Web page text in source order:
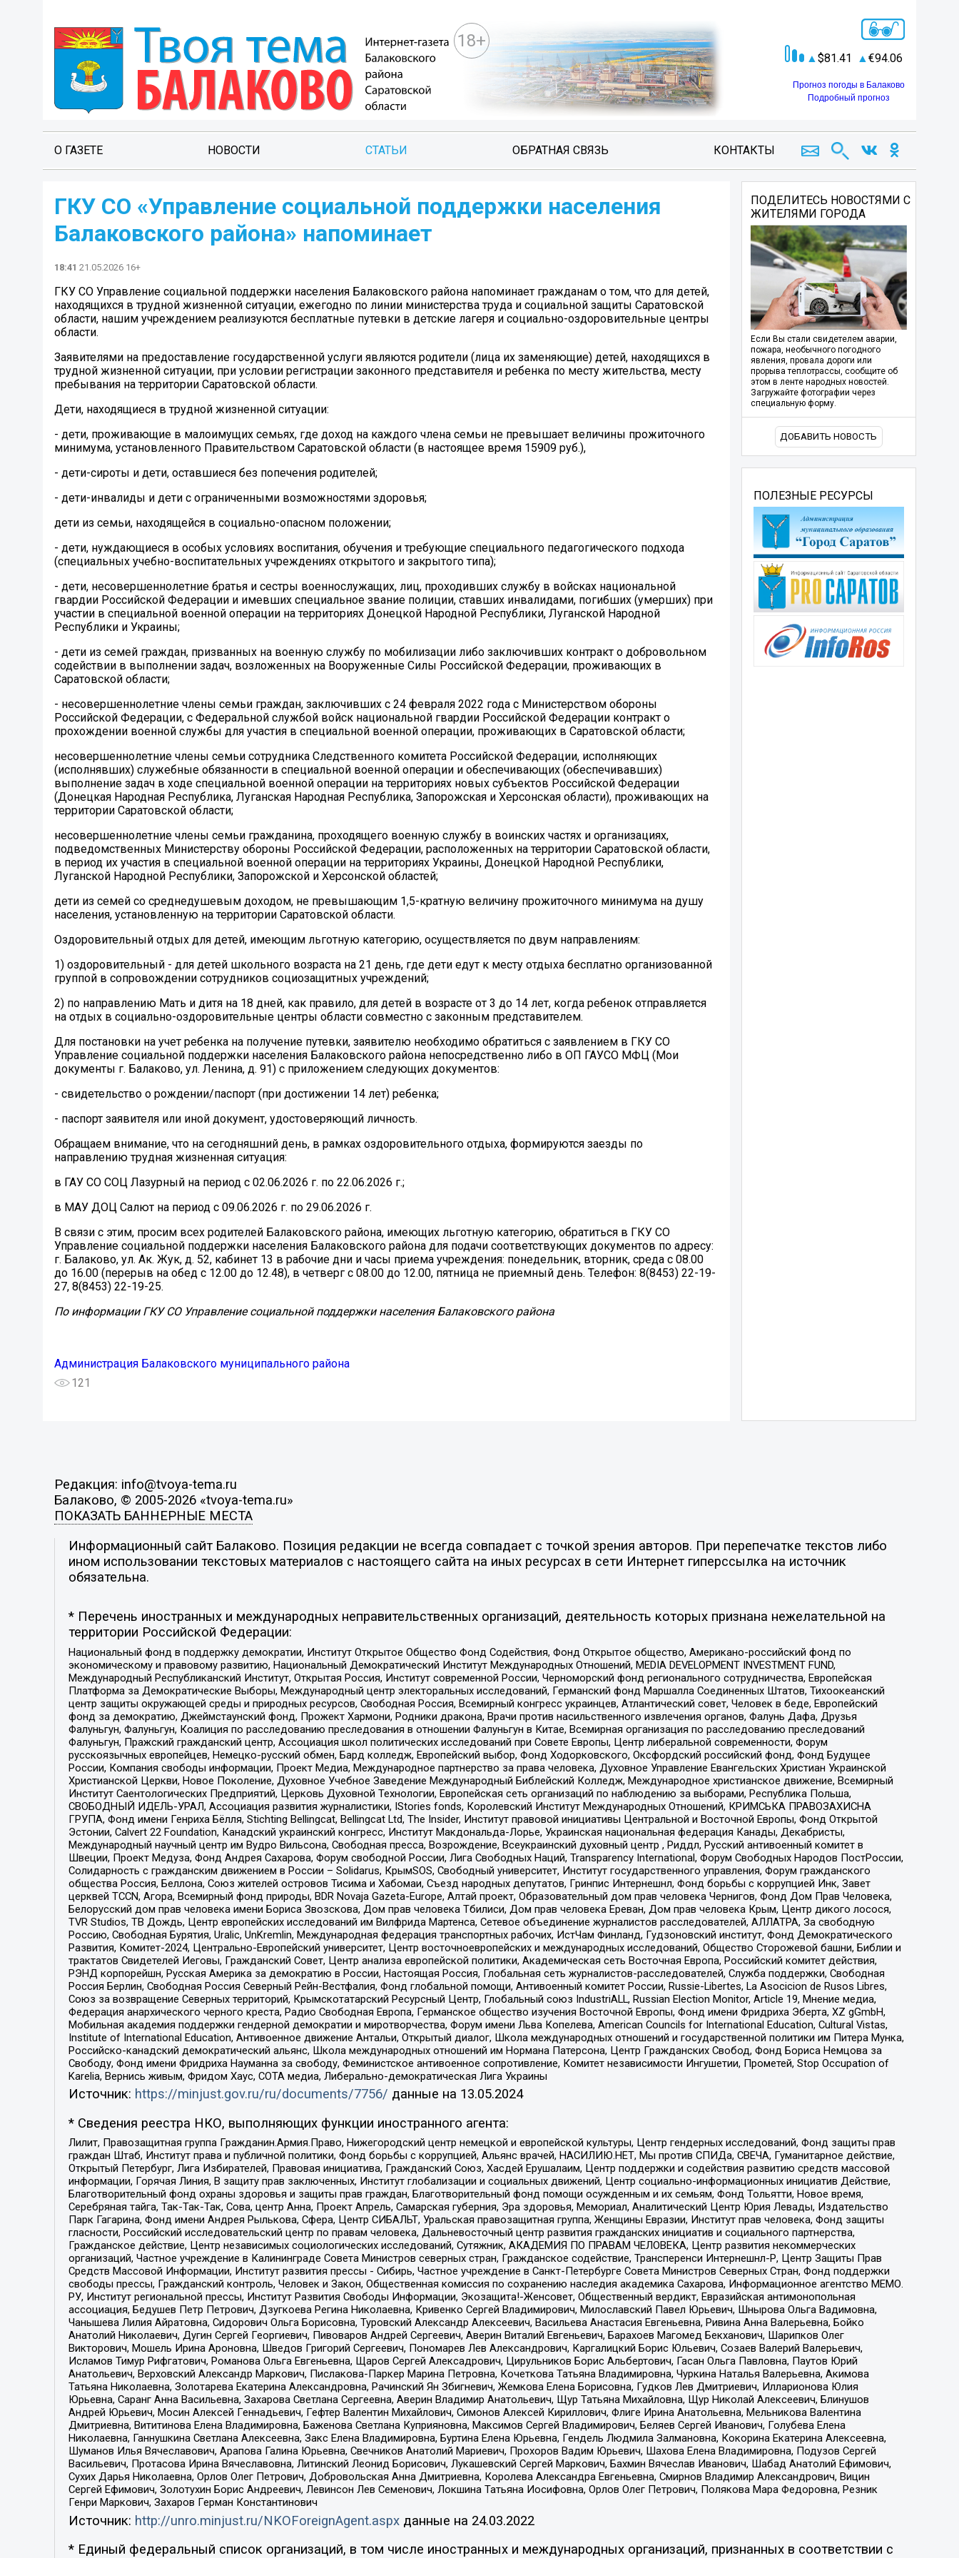
18+
81.41 94.06
Прогноз погоды в Балаково
Подробный прогноз
О ГАЗЕТЕ НОВОСТИ СТАТЬИ ОБРАТНАЯ СВЯЗЬ КОНТАКТЫ
ГКУ СО «Управление социальной поддержки населения
Балаковского района» напоминает
18:41 21.05.2026 16+
ГКУ СО Управление социальной поддержки населения Балаковского района напоминает гражданам о том, что для детей,
находящихся в трудной жизненной ситуации, ежегодно по линии министерства труда и социальной защиты Саратовской
области, нашим учреждением реализуются бесплатные путевки в детские лагеря и социально-оздоровительные центры
области.
Заявителями на предоставление государственной услуги являются родители (лица их заменяющие) детей, находящихся в
трудной жизненной ситуации, при условии регистрации законного представителя и ребенка по месту жительства, месту
пребывания на территории Саратовской области.
Дети, находящиеся в трудной жизненной ситуации:
- дети, проживающие в малоимущих семьях, где доход на каждого члена семьи не превышает величины прожиточного
минимума, установленного Правительством Саратовской области (в настоящее время 15909 руб.),
- дети-сироты и дети, оставшиеся без попечения родителей;
- дети-инвалиды и дети с ограниченными возможностями здоровья;
дети из семьи, находящейся в социально-опасном положении;
- дети, нуждающиеся в особых условиях воспитания, обучения и требующие специального педагогического подхода
(специальных учебно-воспитательных учреждениях открытого и закрытого типа);
- дети, несовершеннолетние братья и сестры военнослужащих, лиц, проходивших службу в войсках национальной
гвардии Российской Федерации и имевших специальное звание полиции, ставших инвалидами, погибших (умерших) при
участии в специальной военной операции на территориях Донецкой Народной Республики, Луганской Народной
Республики и Украины;
- дети из семей граждан, призванных на военную службу по мобилизации либо заключивших контракт о добровольном
содействии в выполнении задач, возложенных на Вооруженные Силы Российской Федерации, проживающих в
Саратовской области;
- несовершеннолетние члены семьи граждан, заключивших с 24 февраля 2022 года с Министерством обороны
Российской Федерации, с Федеральной службой войск национальной гвардии Российской Федерации контракт о
прохождении военной службы для участия в специальной военной операции, проживающих в Саратовской области;
несовершеннолетние члены семьи сотрудника Следственного комитета Российской Федерации, исполняющих
(исполнявших) служебные обязанности в специальной военной операции и обеспечивающих (обеспечивавших)
выполнение задач в ходе специальной военной операции на территориях новых субъектов Российской Федерации
(Донецкая Народная Республика, Луганская Народная Республика, Запорожская и Херсонская области), проживающих на
территории Саратовской области;
несовершеннолетние члены семьи гражданина, проходящего военную службу в воинских частях и организациях,
подведомственных Министерству обороны Российской Федерации, расположенных на территории Саратовской области,
в период их участия в специальной военной операции на территориях Украины, Донецкой Народной Республики,
Луганской Народной Республики, Запорожской и Херсонской областей;
дети из семей со среднедушевым доходом, не превышающим 1,5-кратную величину прожиточного минимума на душу
населения, установленную на территории Саратовской области.
Оздоровительный отдых для детей, имеющим льготную категорию, осуществляется по двум направлениям:
1) оздоровительный - для детей школьного возраста на 21 день, где дети едут к месту отдыха бесплатно организованной
группой в сопровождении сотрудников социозащитных учреждений;
2) по направлению Мать и дитя на 18 дней, как правило, для детей в возрасте от 3 до 14 лет, когда ребенок отправляется
на отдых в социально-оздоровительные центры области совместно с законным представителем.
Для постановки на учет ребенка на получение путевки, заявителю необходимо обратиться с заявлением в ГКУ СО
Управление социальной поддержки населения Балаковского района непосредственно либо в ОП ГАУСО МФЦ (Мои
документы г. Балаково, ул. Ленина, д. 91) с приложением следующих документов:
- свидетельство о рождении/паспорт (при достижении 14 лет) ребенка;
- паспорт заявителя или иной документ, удостоверяющий личность.
Обращаем внимание, что на сегодняшний день, в рамках оздоровительного отдыха, формируются заезды по
направлению трудная жизненная ситуация:
в ГАУ СО СОЦ Лазурный на период с 02.06.2026 г. по 22.06.2026 г.;
в МАУ ДОЦ Салют на период с 09.06.2026 г. по 29.06.2026 г.
В связи с этим, просим всех родителей Балаковского района, имеющих льготную категорию, обратиться в ГКУ СО
Управление социальной поддержки населения Балаковского района для подачи соответствующих документов по адресу:
г. Балаково, ул. Ак. Жук, д. 52, кабинет 13 в рабочие дни и часы приема учреждения: понедельник, вторник, среда с 08.00
до 16.00 (перерыв на обед с 12.00 до 12.48), в четверг с 08.00 до 12.00, пятница не приемный день. Телефон: 8(8453) 22-19-
27, 8(8453) 22-19-25.
По информации ГКУ СО Управление социальной поддержки населения Балаковского района
Администрация Балаковского муниципального района
121
ПОДЕЛИТЕСЬ НОВОСТЯМИ С
ЖИТЕЛЯМИ ГОРОДА
Если Вы стали свидетелем аварии,
пожара, необычного погодного
явления, провала дороги или
прорыва теплотрассы, сообщите об
этом в ленте народных новостей.
Загружайте фотографии через
специальную форму.
ДОБАВИТЬ НОВОСТЬ
ПОЛЕЗНЫЕ РЕСУРСЫ
Редакция: info@tvoya-tema.ru
Балаково, © 2005-2026 «tvoya-tema.ru»
ПОКАЗАТЬ БАННЕРНЫЕ МЕСТА
Информационный сайт Балаково. Позиция редакции не всегда совпадает с точкой зрения авторов. При перепечатке текстов либо
ином использовании текстовых материалов с настоящего сайта на иных ресурсах в сети Интернет гиперссылка на источник
обязательна.
* Перечень иностранных и международных неправительственных организаций, деятельность которых признана нежелательной на
территории Российской Федерации:
Национальный фонд в поддержку демократии, Институт Открытое Общество Фонд Содействия, Фонд Открытое общество, Американо-российский фонд по
экономическому и правовому развитию, Национальный Демократический Институт Международных Отношений, MEDIA DEVELOPMENT INVESTMENT FUND,
Международный Республиканский Институт, Открытая Россия, Институт современной России, Черноморский фонд регионального сотрудничества, Европейская
Платформа за Демократические Выборы, Международный центр электоральных исследований, Германский фонд Маршалла Соединенных Штатов, Тихоокеанский
центр защиты окружающей среды и природных ресурсов, Свободная Россия, Всемирный конгресс украинцев, Атлантический совет, Человек в беде, Европейский
фонд за демократию, Джеймстаунский фонд, Прожект Хармони, Родники дракона, Врачи против насильственного извлечения органов, Фалунь Дафа, Друзья
Фалуньгун, Фалуньгун, Коалиция по расследованию преследования в отношении Фалуньгун в Китае, Всемирная организация по расследованию преследований
Фалуньгун, Пражский гражданский центр, Ассоциация школ политических исследований при Совете Европы, Центр либеральной современности, Форум
русскоязычных европейцев, Немецко-русский обмен, Бард колледж, Европейский выбор, Фонд Ходорковского, Оксфордский российский фонд, Фонд Будущее
России, Компания свободы информации, Проект Медиа, Международное партнерство за права человека, Духовное Управление Евангельских Христиан Украинской
Христианской Церкви, Новое Поколение, Духовное Учебное Заведение Международный Библейский Колледж, Международное христианское движение, Всемирный
Институт Саентологических Предприятий, Церковь Духовной Технологии, Европейская сеть организаций по наблюдению за выборами, Республика Польша,
СВОБОДНЫЙ ИДЕЛЬ-УРАЛ, Ассоциация развития журналистики, IStories fonds, Королевский Институт Международных Отношений, КРИМСЬКА ПРАВОЗАХИСНА
ГРУПА, Фонд имени Генриха Бёлля, Stichting Bellingcat, Bellingcat Ltd, The Insider, Институт правовой инициативы Центральной и Восточной Европы, Фонд Открытой
Эстонии, Calvert 22 Foundation, Канадский украинский конгресс, Институт Макдональда-Лорье, Украинская национальная федерация Канады, Декабристы,
Международный научный центр им Вудро Вильсона, Свободная пресса, Возрождение, Всеукраинский духовный центр , Риддл, Русский антивоенный комитет в
Швеции, Проект Медуза, Фонд Андрея Сахарова, Форум свободной России, Лига Свободных Наций, Transparеncy International, Форум Свободных Народов ПостРоссии,
Солидарность с гражданским движением в России – Solidarus, КрымSOS, Свободный университет, Институт государственного управления, Форум гражданского
общества Россия, Беллона, Союз жителей островов Тисима и Хабомаи, Съезд народных депутатов, Гринпис Интернешнл, Фонд борьбы с коррупцией Инк, Завет
церквей TCCN, Агора, Всемирный фонд природы, BDR Novaja Gazeta-Europe, Алтай проект, Образовательный дом прав человека Чернигов, Фонд Дом Прав Человека,
Белорусский дом прав человека имени Бориса Звозскова, Дом прав человека Тбилиси, Дом прав человека Ереван, Дом прав человека Крым, Центр дикого лосося,
TVR Studios, ТВ Дождь, Центр европейских исследований им Вилфрида Мартенса, Сетевое объединение журналистов расследователей, АЛЛАТРА, За свободную
Россию, Свободная Бурятия, Uralic, UnKremlin, Международная федерация транспортных рабочих, ИстЧам Финланд, Гудзоновский институт, Фонд Демократического
Развития, Комитет-2024, Центрально-Европейский университет, Центр восточноевропейских и международных исследований, Общество Сторожевой башни, Библии и
трактатов Свидетелей Иеговы, Гражданский Совет, Центр анализа европейской политики, Академическая сеть Восточная Европа, Российский комитет действия,
РЭНД корпорейшн, Русская Америка за демократию в России, Настоящая Россия, Глобальная сеть журналистов-расследователей, Служба поддержки, Свободная
Россия Берлин, Свободная Россия Северный Рейн-Вестфалия, Фонд глобальной помощи, Антивоенный комитет России, Russie-Libertes, La Asocicion de Rusos Libres,
Союз за возвращение Северных территорий, Крымскотатарский Ресурсный Центр, Глобальный союз IndustriALL, Russian Election Monitor, Article 19, Мнение медиа,
Федерация анархического черного креста, Радио Свободная Европа, Германское общество изучения Восточной Европы, Фонд имени Фридриха Эберта, XZ gGmbH,
Мобильная академия поддержки гендерной демократии и миротворчества, Форум имени Льва Копелева, American Councils for International Education, Cultural Vistas,
Institute of International Education, Антивоенное движение Антальи, Открытый диалог, Школа международных отношений и государственной политики им Питера Мунка,
Российско-канадский демократический альянс, Школа международных отношений им Нормана Патерсона, Центр Гражданских Свобод, Фонд Бориса Немцова за
Свободу, Фонд имени Фридриха Науманна за свободу, Феминистское антивоенное сопротивление, Комитет независимости Ингушетии, Прометей, Stop Occupation of
Karelia, Вернись живым, Фридом Хаус, СОТА медиа, Либерально-демократическая Лига Украины
Источник: https://minjust.gov.ru/ru/documents/7756/ данные на 13.05.2024
* Сведения реестра НКО, выполняющих функции иностранного агента:
Лилит, Правозащитная группа Гражданин.Армия.Право, Нижегородский центр немецкой и европейской культуры, Центр гендерных исследований, Фонд защиты прав
граждан Штаб, Институт права и публичной политики, Фонд борьбы с коррупцией, Альянс врачей, НАСИЛИЮ.НЕТ, Мы против СПИДа, СВЕЧА, Гуманитарное действие,
Открытый Петербург, Лига Избирателей, Правовая инициатива, Гражданский Союз, Хасдей Ерушалаим, Центр поддержки и содействия развитию средств массовой
информации, Горячая Линия, В защиту прав заключенных, Институт глобализации и социальных движений, Центр социально-информационных инициатив Действие,
Благотворительный фонд охраны здоровья и защиты прав граждан, Благотворительный фонд помощи осужденным и их семьям, Фонд Тольятти, Новое время,
Серебряная тайга, Так-Так-Так, Сова, центр Анна, Проект Апрель, Самарская губерния, Эра здоровья, Мемориал, Аналитический Центр Юрия Левады, Издательство
Парк Гагарина, Фонд имени Андрея Рылькова, Сфера, Центр СИБАЛЬТ, Уральская правозащитная группа, Женщины Евразии, Институт прав человека, Фонд защиты
гласности, Российский исследовательский центр по правам человека, Дальневосточный центр развития гражданских инициатив и социального партнерства,
Гражданское действие, Центр независимых социологических исследований, Сутяжник, АКАДЕМИЯ ПО ПРАВАМ ЧЕЛОВЕКА, Центр развития некоммерческих
организаций, Частное учреждение в Калининграде Совета Министров северных стран, Гражданское содействие, Трансперенси Интернешнл-Р, Центр Защиты Прав
Средств Массовой Информации, Институт развития прессы - Сибирь, Частное учреждение в Санкт-Петербурге Совета Министров Северных Стран, Фонд поддержки
свободы прессы, Гражданский контроль, Человек и Закон, Общественная комиссия по сохранению наследия академика Сахарова, Информационное агентство МЕМО.
РУ, Институт региональной прессы, Институт Развития Свободы Информации, Экозащита!-Женсовет, Общественный вердикт, Евразийская антимонопольная
ассоциация, Бедушев Петр Петрович, Дзугкоева Регина Николаевна, Кривенко Сергей Владимирович, Милославский Павел Юрьевич, Шнырова Ольга Вадимовна,
Чанышева Лилия Айратовна, Сидорович Ольга Борисовна, Туровский Александр Алексеевич, Васильева Анастасия Евгеньевна, Ривина Анна Валерьевна, Бойко
Анатолий Николаевич, Дугин Сергей Георгиевич, Пивоваров Андрей Сергеевич, Аверин Виталий Евгеньевич, Барахоев Магомед Бекханович, Шарипков Олег
Викторович, Мошель Ирина Ароновна, Шведов Григорий Сергеевич, Пономарев Лев Александрович, Каргалицкий Борис Юльевич, Созаев Валерий Валерьевич,
Исламов Тимур Рифгатович, Романова Ольга Евгеньевна, Щаров Сергей Алексадрович, Цирульников Борис Альбертович, Гасан Ольга Павловна, Паутов Юрий
Анатольевич, Верховский Александр Маркович, Пислакова-Паркер Марина Петровна, Кочеткова Татьяна Владимировна, Чуркина Наталья Валерьевна, Акимова
Татьяна Николаевна, Золотарева Екатерина Александровна, Рачинский Ян Збигневич, Жемкова Елена Борисовна, Гудков Лев Дмитриевич, Илларионова Юлия
Юрьевна, Саранг Анна Васильевна, Захарова Светлана Сергеевна, Аверин Владимир Анатольевич, Щур Татьяна Михайловна, Щур Николай Алексеевич, Блинушов
Андрей Юрьевич, Мосин Алексей Геннадьевич, Гефтер Валентин Михайлович, Симонов Алексей Кириллович, Флиге Ирина Анатольевна, Мельникова Валентина
Дмитриевна, Вититинова Елена Владимировна, Баженова Светлана Куприяновна, Максимов Сергей Владимирович, Беляев Сергей Иванович, Голубева Елена
Николаевна, Ганнушкина Светлана Алексеевна, Закс Елена Владимировна, Буртина Елена Юрьевна, Гендель Людмила Залмановна, Кокорина Екатерина Алексеевна,
Шуманов Илья Вячеславович, Арапова Галина Юрьевна, Свечников Анатолий Мариевич, Прохоров Вадим Юрьевич, Шахова Елена Владимировна, Подузов Сергей
Васильевич, Протасова Ирина Вячеславовна, Литинский Леонид Борисович, Лукашевский Сергей Маркович, Бахмин Вячеслав Иванович, Шабад Анатолий Ефимович,
Сухих Дарья Николаевна, Орлов Олег Петрович, Добровольская Анна Дмитриевна, Королева Александра Евгеньевна, Смирнов Владимир Александрович, Вицин
Сергей Ефимович, Золотухин Борис Андреевич, Левинсон Лев Семенович, Локшина Татьяна Иосифовна, Орлов Олег Петрович, Полякова Мара Федоровна, Резник
Генри Маркович, Захаров Герман Константинович
Источник: http://unro.minjust.ru/NKOForeignAgent.aspxданные на 24.03.2022
* Единый федеральный список организаций, в том числе иностранных и международных организаций, признанных в соответствии с